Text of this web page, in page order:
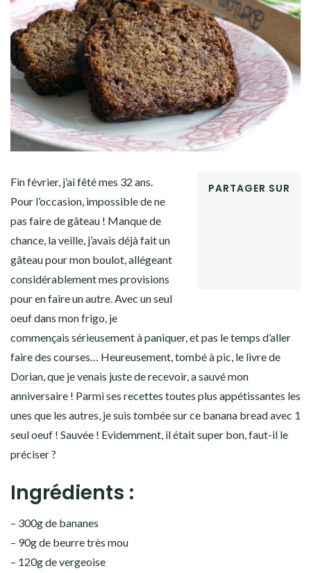
PARTAGER SUR
Fin février, j’ai fêté mes 32 ans.
Pour l’occasion, impossible de ne
pas faire de gâteau ! Manque de
chance, la veille, j’avais déjà fait un
gâteau pour mon boulot, allégeant
considérablement mes provisions
pour en faire un autre. Avec un seul
oeuf dans mon frigo, je
commençais sérieusement à paniquer, et pas le temps d’aller
faire des courses… Heureusement, tombé à pic, le livre de
Dorian , que je venais juste de recevoir, a sauvé mon
anniversaire ! Parmi ses recettes toutes plus appétissantes les
unes que les autres, je suis tombée sur ce banana bread avec 1
seul oeuf ! Sauvée ! Evidemment, il était super bon, faut-il le
préciser ?
Ingrédients :
– 300g de bananes
– 90g de beurre très mou
– 120g de vergeoise
Facebook
TwitterInstagram
Pinterest